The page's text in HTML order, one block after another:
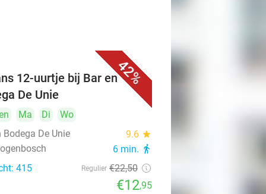
42%
12-uurtje bij Bar en
De Unie
Ma Di
Wo
Bodega De Unie
9.6 star
6 min. directions_walk
415 Regulier €22,50
€12,95